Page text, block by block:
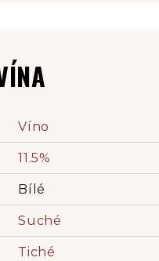
Víno
11.5%
Bílé
Suché
Tiché